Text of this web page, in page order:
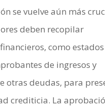
se vuelve aún más
deben recopilar
como
de ingresos y
otras deudas, para
crediticia. La